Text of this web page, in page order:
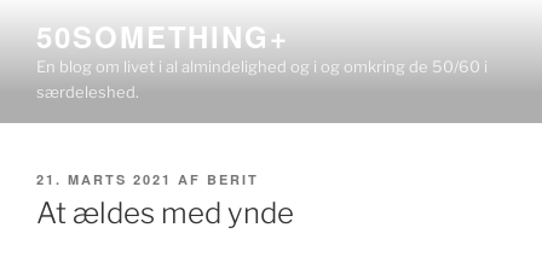
indhold
50SOMETHING+
En blog om livet i al almindelighed og i og omkring de 50/60 i
særdeleshed.
UDGIVET
DEN
21. MARTS 2021 AF BERIT
At ældes med ynde